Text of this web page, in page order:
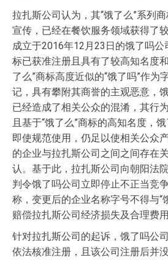
拉扎斯公司认为，其“饿了么”系列
宣传，已经在餐饮服务领域获得了
成立于2016年12月23日的饿了吗公
标已获准注册且具有了较高知名度
了么”商标高度近似的“饿了吗”作为
记，具有攀附其商誉的主观恶意，
已经造成了相关公众的混淆，其行
且基于“饿了么”商标的高知名度，
即使规范使用，仍足以使相关公众
的企业与拉扎斯公司之间之间存在
认。基于此，拉扎斯公司向朝阳法
判令饿了吗公司立即停止不正当竞
称，变更后的企业名称字号不得与“
赔偿拉扎斯公司经济损失及合理费
针对拉扎斯公司的起诉，饿了吗公
依法核准注册，且该公司注册后并